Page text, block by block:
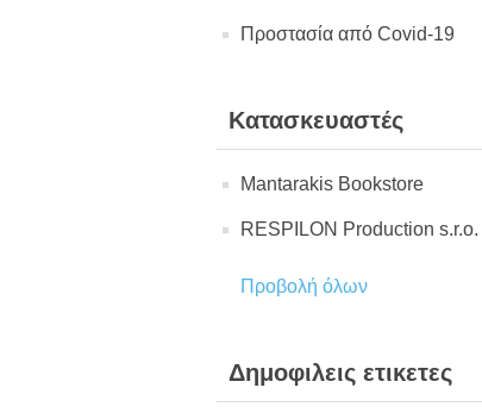
Προστασία από Covid-19
Κατασκευαστές
Mantarakis Bookstore
RESPILON Production s.r.o.
Προβολή όλων
Δημοφιλεις ετικετες